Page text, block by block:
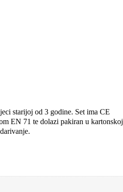
starijoj od 3 godine. Set ima CE
EN 71 te dolazi pakiran u kartonskoj